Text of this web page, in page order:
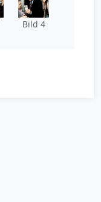
Bild 4